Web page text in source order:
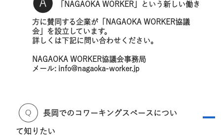
「NAGAOKA WORKER」という新しい働き
方に賛同する企業が「NAGAOKA WORKER協議
会」を設立しています。
詳しくは下記に問い合わせください。
NAGAOKA WORKER協議会事務局
メール: info@nagaoka-worker.jp
A
長岡でのコワーキングスペースについ
て知りたい